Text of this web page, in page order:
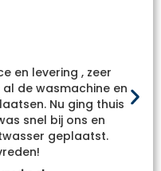
en levering , zeer
de wasmachine en
Nu ging thuis
snel bij ons en
geplaatst.